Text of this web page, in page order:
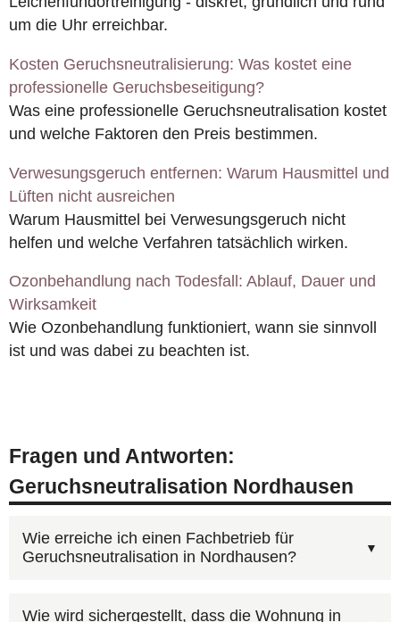
um die Uhr erreichbar.
Kosten Geruchsneutralisierung: Was kostet eine
professionelle Geruchsbeseitigung?
Was eine professionelle Geruchsneutralisation kostet
und welche Faktoren den Preis bestimmen.
Verwesungsgeruch entfernen: Warum Hausmittel und
Lüften nicht ausreichen
Warum Hausmittel bei Verwesungsgeruch nicht
helfen und welche Verfahren tatsächlich wirken.
Ozonbehandlung nach Todesfall: Ablauf, Dauer und
Wirksamkeit
Wie Ozonbehandlung funktioniert, wann sie sinnvoll
ist und was dabei zu beachten ist.
Fragen und Antworten:
Geruchsneutralisation Nordhausen
Wie erreiche ich einen Fachbetrieb für
Geruchsneutralisation in Nordhausen?
Kontaktieren Sie AST Deutschland unter
Wie wird sichergestellt, dass die Wohnung in